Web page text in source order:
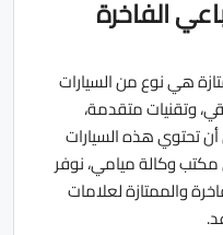
الفاخرة
هي نوع من السيارات
وتقنيات متقدمة،
تحتوي هذه السيارات
8 مقاعد. في مكتب وكالة ميامي، نوفر
والممتازة لعلامات